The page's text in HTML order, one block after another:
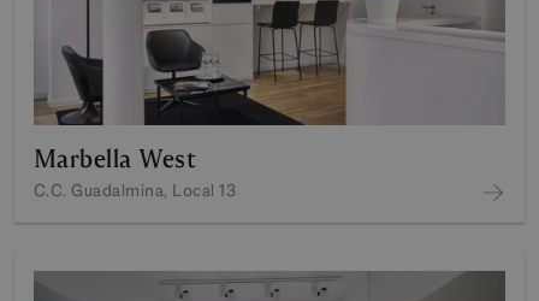
Marbella West
C.C. Guadalmina, Local 13